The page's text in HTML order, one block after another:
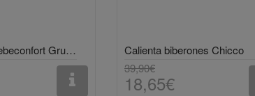
Silla de auto Bebeconfort Grupo 0+ Roja
Calienta biberones Chicco
39,90€
18,65€